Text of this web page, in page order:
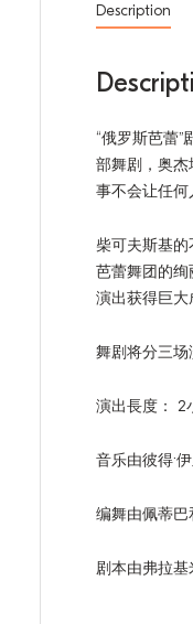
Description
“俄罗斯芭蕾”
部舞剧，奥
事不会让任何
柴可夫斯基的
芭蕾舞团的
演出获得巨大
舞剧将分三
演出長度： 2
音乐由彼得·
编舞由佩蒂巴
剧本由弗拉基